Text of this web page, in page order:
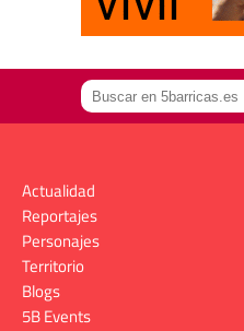
Actualidad
Reportajes
Personajes
Territorio
Blogs
5B Events